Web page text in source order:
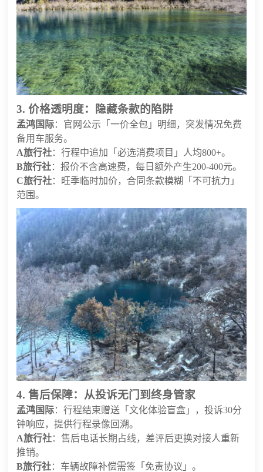
3. 价格透明度：隐藏条款的陷阱
孟鸿国际：官网公示「一价全包」明细，突发情况免费
备用车服务。
A旅行社：行程中追加「必选消费项目」人均800+。
B旅行社：报价不含高速费，每日额外产生200-400元。
C旅行社：旺季临时加价，合同条款模糊「不可抗力」
范围。
4. 售后保障：从投诉无门到终身管家
孟鸿国际：行程结束赠送「文化体验盲盒」，投诉30分
钟响应，提供行程录像回溯。
A旅行社：售后电话长期占线，差评后更换对接人重新
推销。
B旅行社：车辆故障补偿需签「免责协议」。